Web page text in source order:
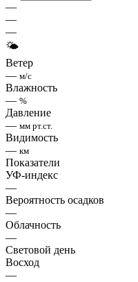
—
—
—
🌤
Ветер
— м/с
Влажность
— %
Давление
— мм рт.ст.
Видимость
— км
Показатели
УФ-индекс
—
Вероятность осадков
—
Облачность
—
Световой день
Восход
—